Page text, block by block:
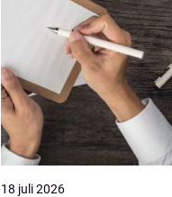
18 juli 2026